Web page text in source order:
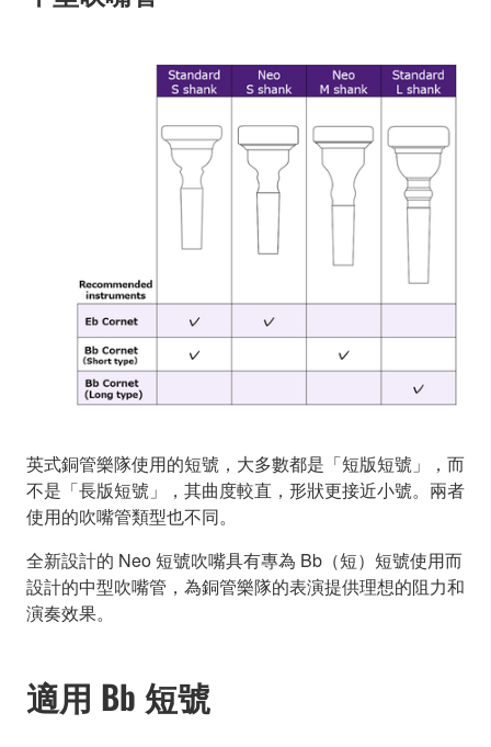
英式銅管樂隊使用的短號，大多數都是「短版短號」，而
不是「長版短號」，其曲度較直，形狀更接近小號。兩者
使用的吹嘴管類型也不同。
全新設計的 Neo 短號吹嘴具有專為 Bb（短）短號使用而
設計的中型吹嘴管，為銅管樂隊的表演提供理想的阻力和
演奏效果。
適用 Bb 短號